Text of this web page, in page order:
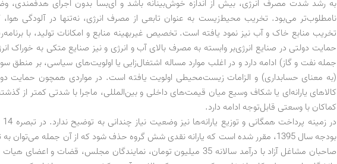
به رشد شدت مصرف انرژی، بیش از اندازه خوش‌بینانه باشد و ای‌بسا بدون اجرای هدفمندی،
نامطلوب‌تر می‌بود. تخریب محیط‌زیست به عنوان تابعی از مصرف انرژی، نه‌تنها در آلودگی هوا،
تخریب منابع خاک و آب نیز نمود یافته است. تخصیص غیربهینه منابع و امکانات تولید، با
حمایت دولتی در صنایع انرژی‌بر وابسته به مصرف بالای آب و انرژی و نیز صنایع متکی به خوراک
جمله نفت و گاز) ادامه دارد و در اغلب موارد مساله اشتغال‌زایی یا اولویت‌های سیاسی، بر منطق
(به معنای حسابداری) و الزامات زیست‌محیطی اولویت یافته است. در مواردی همچون حمایت
کالاهای یارانه‌ای یا شکاف وسیع میان قیمت‌های داخلی و بین‌المللی، ماجرا با شدتی کمتر از
کماکان با وسعتی قابل‌توجه ادامه دارد.
بودجه سال 1395، مقرر شده است که یارانه نقدی شش گروه حذف شود که از آن جمله می‌توان به
صاحبان مشاغل آزاد با درآمد سالانه 35 میلیون تومان، نمایندگان مجلس، قضات و اعضای